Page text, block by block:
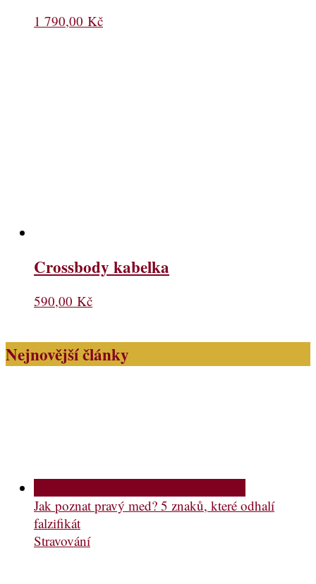
1 790,00 Kč
Crossbody kabelka
590,00 Kč
Nejnovější články
Jak poznat pravý med? 5 znaků, které odhalí
falzifikát
Stravování